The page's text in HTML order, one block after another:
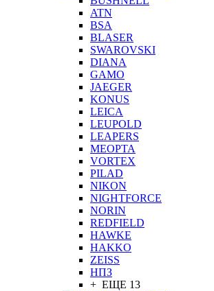
ATN
BSA
BLASER
SWAROVSKI
DIANA
GAMO
JAEGER
KONUS
LEICA
LEUPOLD
LEAPERS
MEOPTA
VORTEX
PILAD
NIKON
NIGHTFORCE
NORIN
REDFIELD
HAWKE
HAKKO
ZEISS
НПЗ
+ ЕЩЕ 13